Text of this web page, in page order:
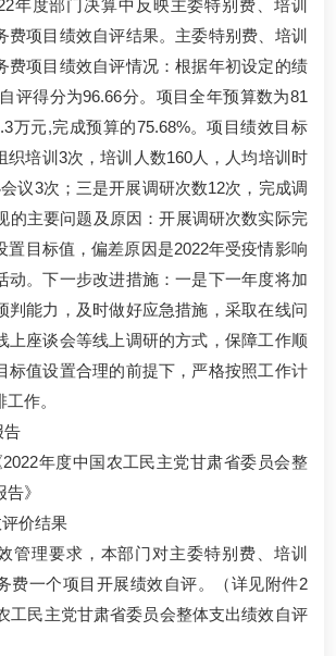
年度部门决算中反映主委特别费、培训
费项目绩效自评结果。主委特别费、培训
费项目绩效自评情况：根据年初设定的绩
评得分为96.66分。项目全年预算数为81
万元,完成预算的75.68%。项目绩效目标
织培训3次，培训人数160人，人均培训时
议3次；三是开展调研次数12次，完成调
的主要问题及原因：开展调研次数实际完
置目标值，偏差原因是2022年受疫情影响
动。下一步改进措施：一是下一年度将加
判能力，及时做好应急措施，采取在线问
上座谈会等线上调研的方式，保障工作顺
标值设置合理的前提下，严格按照工作计
作。
告
年度中国农工民主党甘肃省委员会整
》
价结果
管理要求，本部门对主委特别费、培训
费一个项目开展绩效自评。（详见附件2
工民主党甘肃省委员会整体支出绩效自评